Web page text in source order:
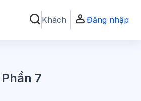
Chuyển đổi chọn tìm kiếm
Khách Đăng nhập
7